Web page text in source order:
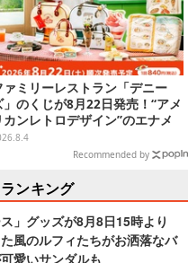
ァミリーレストラン「デニー
」のくじが8月22日発売！“アメ
カンレトロデザイン”のエナメ
バッグやTシャツなど、日常使
いできるグッズを用意
Recommended by
ンキング
」グッズが8月8日15時より
風のルフィたちがお洒落なバ
愛いサンダルも